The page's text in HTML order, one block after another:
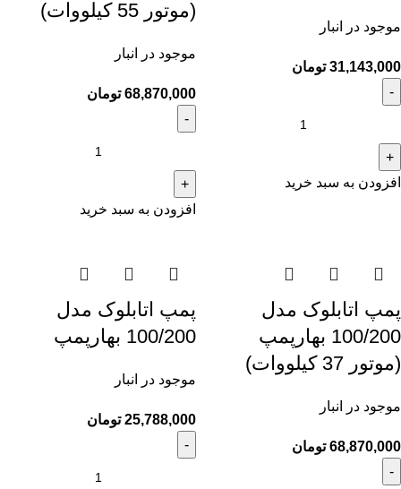
موجود در انبار
31,143,000 تومان
افزودن به سبد خرید
(موتور 55 کیلووات)
موجود در انبار
68,870,000 تومان
افزودن به سبد خرید
پمپ اتابلوک مدل
100/200 بهارپمپ
(موتور 37 کیلووات)
موجود در انبار
68,870,000 تومان
پمپ اتابلوک مدل
100/200 بهارپمپ
موجود در انبار
25,788,000 تومان